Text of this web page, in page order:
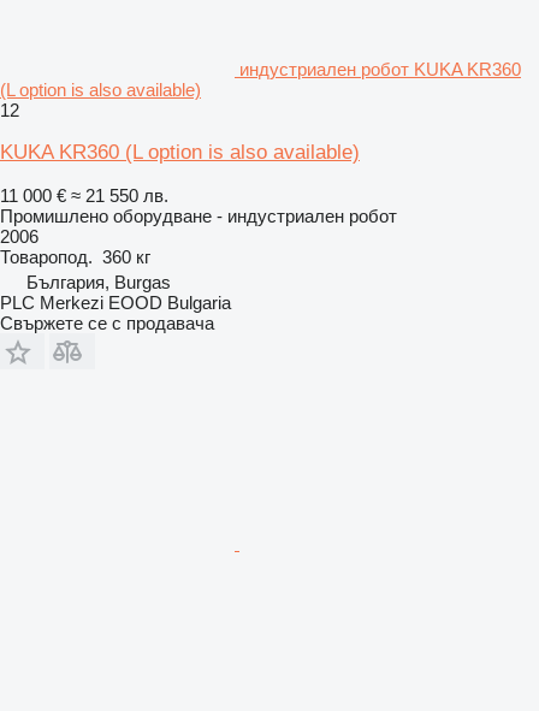
индустриален робот KUKA KR360
(L option is also available)
12
KUKA KR360 (L option is also available)
11 000 € ≈ 21 550 лв.
Промишлено оборудване - индустриален робот
2006
Товаропод. 360 кг
България, Burgas
PLC Merkezi EOOD Bulgaria
Свържете се с продавача